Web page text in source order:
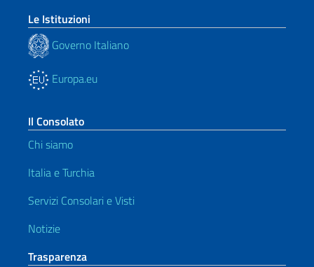
Le Istituzioni
Governo Italiano
Europa.eu
Il Consolato
Chi siamo
Italia e Turchia
Servizi Consolari e Visti
Notizie
Trasparenza